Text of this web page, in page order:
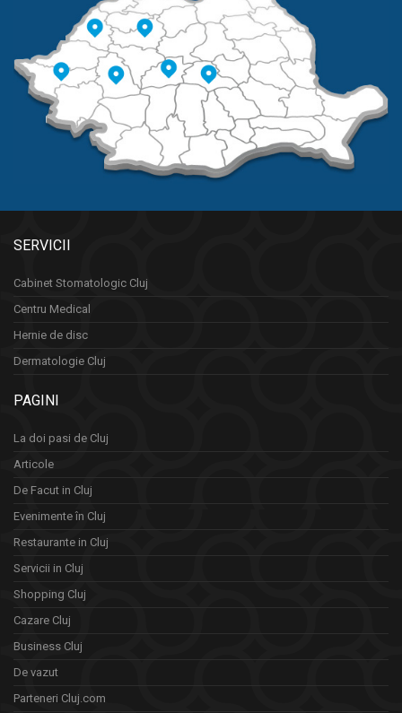
SERVICII
Cabinet Stomatologic Cluj
Centru Medical
Hernie de disc
Dermatologie Cluj
PAGINI
La doi pasi de Cluj
Articole
De Facut in Cluj
Evenimente în Cluj
Restaurante in Cluj
Servicii in Cluj
Shopping Cluj
Cazare Cluj
Business Cluj
De vazut
Parteneri Cluj.com